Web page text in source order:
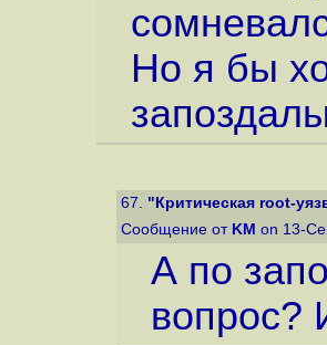
Но я бы
67. "Критическая root-
Сообщение от KM on 13-
А по
вопрос?